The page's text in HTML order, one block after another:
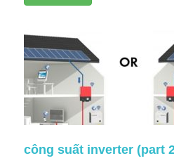
công suất inverter (part